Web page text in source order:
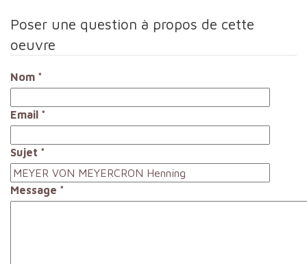
Poser une question à propos de cette
oeuvre
Nom *
Email *
Sujet *
Message *